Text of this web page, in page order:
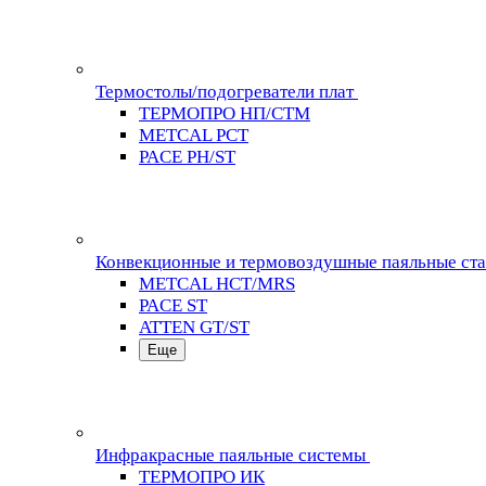
Термостолы/подогреватели плат
ТЕРМОПРО НП/СТМ
METCAL PCT
PACE PH/ST
Конвекционные и термовоздушные паяльные
METCAL HCT/MRS
PACE ST
ATTEN GT/ST
Еще
Инфракрасные паяльные системы
ТЕРМОПРО ИК